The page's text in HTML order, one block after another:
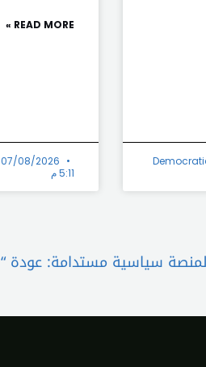
READ MORE »
07/08/2026
5:11 م